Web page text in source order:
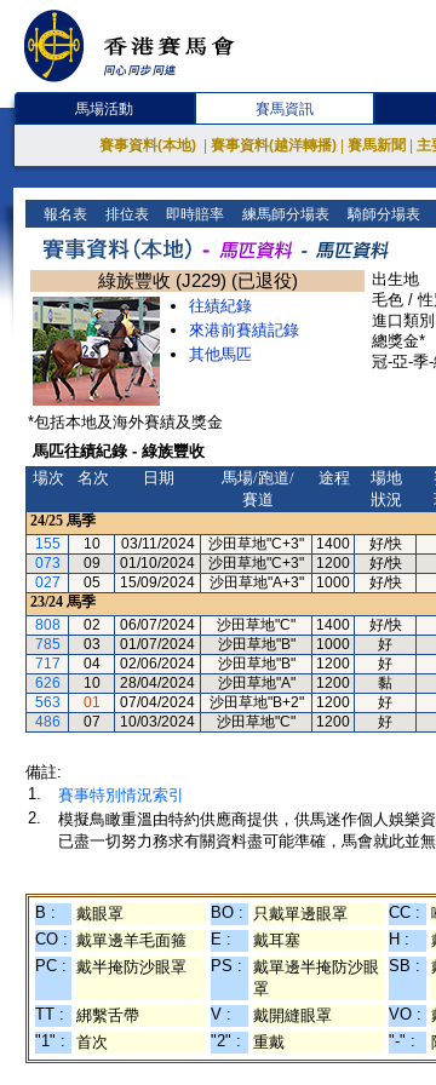
馬場活動 賽馬資訊
賽事資料(本地) 賽事資料(越洋轉播) 賽馬新聞 主
報名表 排位表 即時賠率 練馬師分場表 騎師分場表
綠族豐收 (J229) (已退役)
往績紀錄
來港前賽績記錄
其他馬匹
出生地
毛色 / 性
進口類別
總獎金*
冠-亞-季
*包括本地及海外賽績及獎金
馬匹往績紀錄 - 綠族豐收
場次
名次 日期
馬場/跑道/
賽道
途程
場地
狀況
24/25 馬季
155
10 03/11/2024 沙田草地"C+3" 1400 好/快
073
09 01/10/2024 沙田草地"C+3" 1200 好/快
027
05 15/09/2024 沙田草地"A+3" 1000 好/快
23/24 馬季
808
02 06/07/2024 沙田草地"C" 1400 好/快
785
03 01/07/2024 沙田草地"B" 1000 好
717
04 02/06/2024 沙田草地"B" 1200 好
626
10 28/04/2024 沙田草地"A" 1200 黏
563
01 07/04/2024 沙田草地"B+2" 1200 好
486
07 10/03/2024 沙田草地"C" 1200 好
備註:
1.
賽事特別情況索引
2.
模擬鳥瞰重溫由特約供應商提供，供馬迷作個人娛樂
已盡一切努力務求有關資料盡可能準確，馬會就此並
B : 戴眼罩 BO : 只戴單邊眼罩 CC :
CO : 戴單邊羊毛面箍 E : 戴耳塞 H :
PC : 戴半掩防沙眼罩 PS :
戴單邊半掩防沙眼
罩
SB :
TT : 綁繫舌帶 V : 戴開縫眼罩 VO :
"1" :
首次 "2" : 重戴 "-" :